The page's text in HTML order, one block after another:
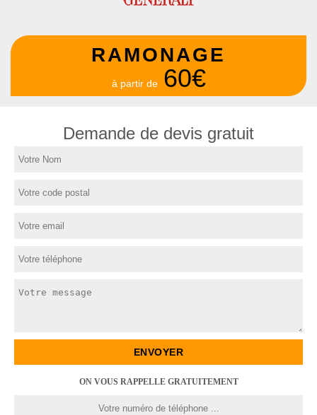
RAMONAGE
à partir de 60€
Demande de devis gratuit
ON VOUS RAPPELLE GRATUITEMENT